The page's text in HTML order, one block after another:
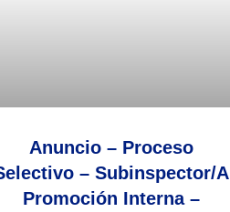
Anuncio – Proceso
– Subinspector/a
Promoción Interna –